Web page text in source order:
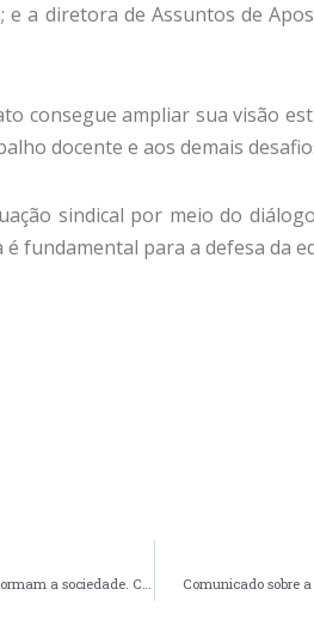
e a diretora de Assuntos de
consegue ampliar sua visão
docente e aos demais
sindical por meio do
fundamental para a defesa da
Comunicado sobre